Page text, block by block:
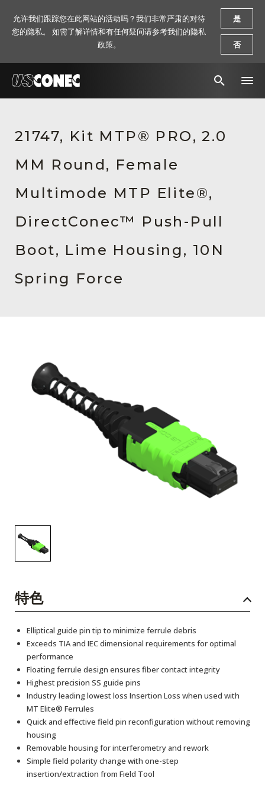
解决方案
产品
资源
关于我们
新闻稿
活动信息
21747, Kit MTP® PRO, 2.0
MM Round, Female
Multimode MTP Elite®,
DirectConec™ Push-Pull
Boot, Lime Housing, 10N
Spring Force
特色
Elliptical guide pin tip to minimize ferrule debris
Exceeds TIA and IEC dimensional requirements for optimal
performance
Floating ferrule design ensures fiber contact integrity
Highest precision SS guide pins
Industry leading lowest loss Insertion Loss when used with
MT Elite® Ferrules
Quick and effective field pin reconfiguration without removing
housing
Removable housing for interferometry and rework
Simple field polarity change with one-step
insertion/extraction from Field Tool
允许我们跟踪您在此网站的活动吗？我们非常严肃的对待
您的隐私。 如需了解详情和有任何疑问请参考我们的隐私
政策。
是
否